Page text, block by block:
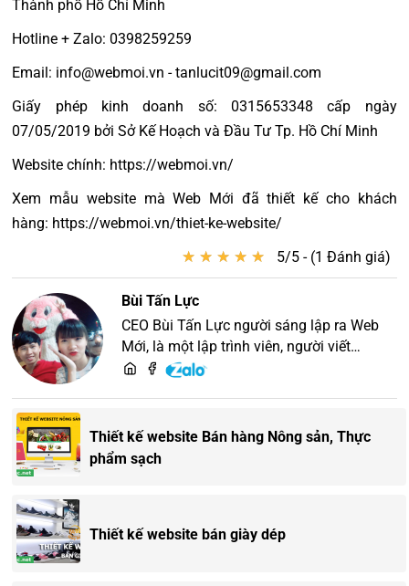
Thành phố Hồ Chí Minh
Hotline + Zalo: 0398259259
Email: info@webmoi.vn - tanlucit09@gmail.com
Giấy phép kinh doanh số: 0315653348 cấp ngày
07/05/2019 bởi Sở Kế Hoạch và Đầu Tư Tp. Hồ Chí Minh
Website chính: https://webmoi.vn/
Xem mẫu website mà Web Mới đã thiết kế cho khách
hàng: https://webmoi.vn/thiet-ke-website/
★ ★ ★ ★ ★
★ ★ ★ ★ ★ 5/5 - (1 Đánh giá)
Bùi Tấn Lực
CEO Bùi Tấn Lực người sáng lập ra Web
Mới, là một lập trình viên, người viết
content, chuyên tư vấn các vấn đề về
Thiết kế website Bán hàng Nông sản, Thực
phẩm sạch
Thiết kế website bán giày dép